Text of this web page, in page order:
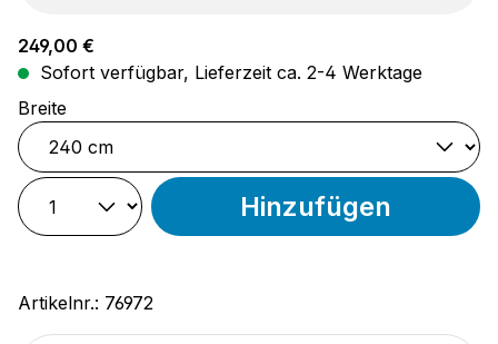
Regulärer Preis:
249,00 €
Sofort verfügbar, Lieferzeit ca. 2-4 Werktage
Breiteauswählen
Hinzufügen
Artikelnr.: 76972